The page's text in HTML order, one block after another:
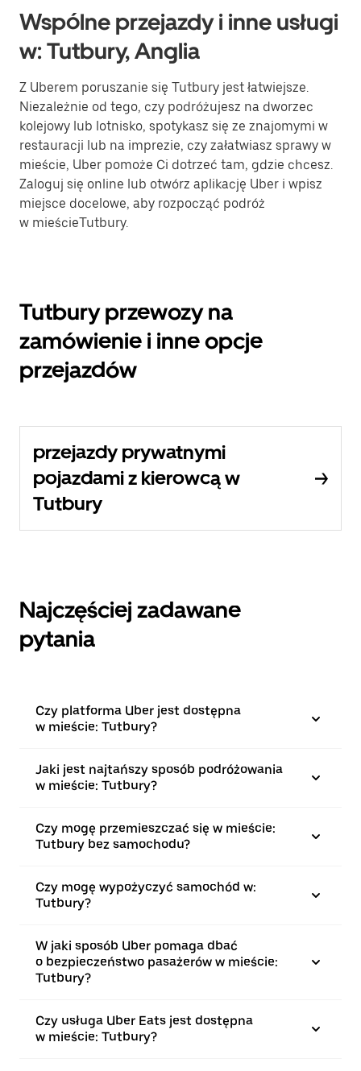
Wspólne przejazdy i inne usługi
w: Tutbury, Anglia
Z Uberem poruszanie się Tutbury jest łatwiejsze.
Niezależnie od tego, czy podróżujesz na dworzec
kolejowy lub lotnisko, spotykasz się ze znajomymi w
restauracji lub na imprezie, czy załatwiasz sprawy w
mieście, Uber pomoże Ci dotrzeć tam, gdzie chcesz.
Zaloguj się online lub otwórz aplikację Uber i wpisz
miejsce docelowe, aby rozpocząć podróż
w mieścieTutbury.
Tutbury przewozy na
zamówienie i inne opcje
przejazdów
przejazdy prywatnymi
pojazdami z kierowcą w
Tutbury
Najczęściej zadawane
pytania
Czy platforma Uber jest dostępna
w mieście: Tutbury?
Jaki jest najtańszy sposób podróżowania
w mieście: Tutbury?
Czy mogę przemieszczać się w mieście:
Tutbury bez samochodu?
Czy mogę wypożyczyć samochód w:
Tutbury?
W jaki sposób Uber pomaga dbać
o bezpieczeństwo pasażerów w mieście:
Tutbury?
Czy usługa Uber Eats jest dostępna
w mieście: Tutbury?